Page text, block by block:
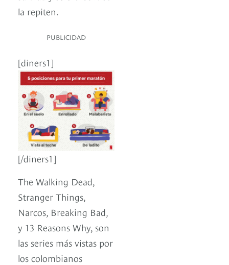
la repiten.
PUBLICIDAD
[diners1]
[/diners1]
The Walking Dead,
Stranger Things,
Narcos, Breaking Bad,
y 13 Reasons Why, son
las series más vistas por
los colombianos